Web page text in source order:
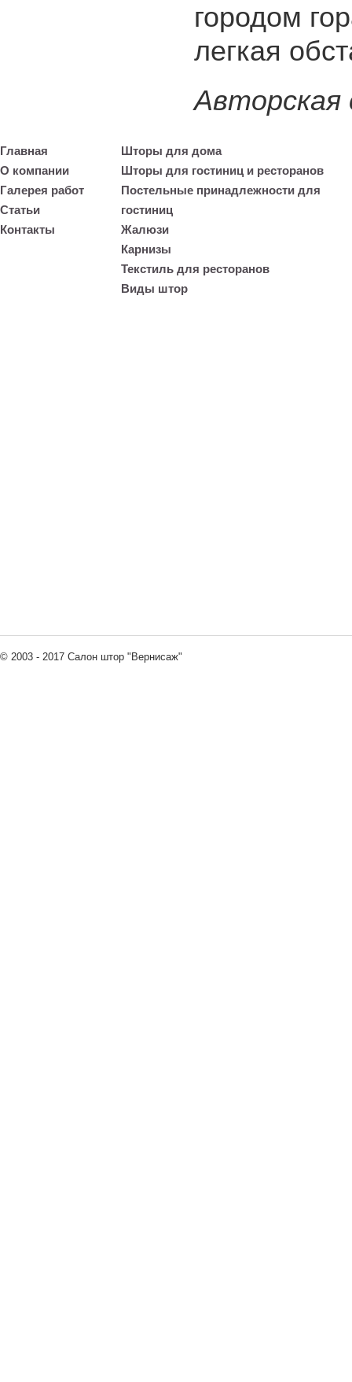
городом
легкая
Главная
О компании
Галерея работ
Статьи
Контакты
Шторы для дома
Шторы для гостиниц и ресторанов
Постельные принадлежности для
гостиниц
Жалюзи
Карнизы
Текстиль для ресторанов
Виды штор
© 2003 - 2017 Салон штор "Вернисаж"